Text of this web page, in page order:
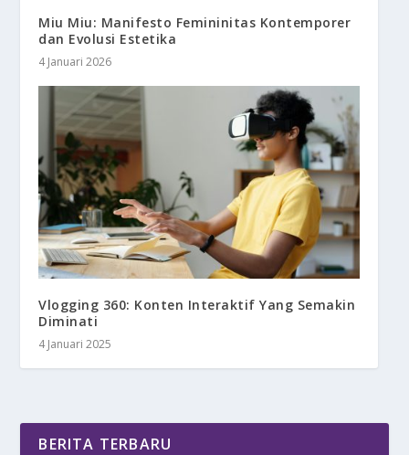
Miu Miu: Manifesto Femininitas Kontemporer
dan Evolusi Estetika
4 Januari 2026
Vlogging 360: Konten Interaktif Yang Semakin
Diminati
4 Januari 2025
BERITA TERBARU